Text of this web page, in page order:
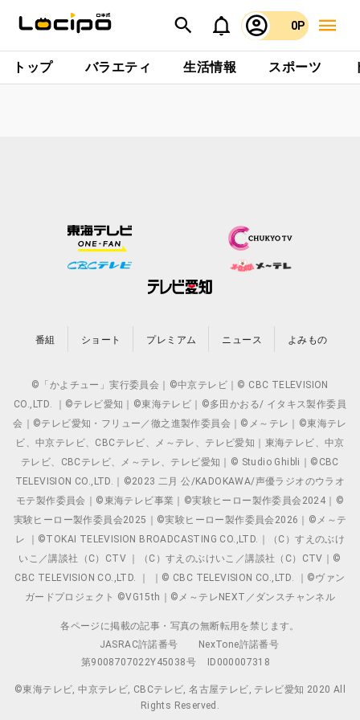
0P
トップ バラエティ 生活情報 スポーツ
番組 ショート プレミアム ニュース よみもの
©「かよチュー」実行委員会｜©中京テレビ｜© CBC TELEVISION
CO.,LTD. ｜©テレビ愛知｜©東海テレビ｜©多田かおる/ イタキス製作委員
会｜©テレビ愛知・フリュー／徹之進製作委員会｜©メ～テレ｜©東海テレ
ビ、中京テレビ、CBCテレビ、メ～テレ、テレビ愛知｜東海テレビ、中京
テレビ、CBCテレビ、メ～テレ、テレビ愛知｜© Studio Ghibli｜©CBC
TELEVISION CO.,LTD.｜©2023 二月 公/KADOKAWA/声優ラジオのウラオ
モテ製作委員会｜©東海テレビ事業｜©実験ヒーロー製作委員会2024｜©
実験ヒーロー製作委員会2025｜©実験ヒーロー製作委員会2026｜©メ～テ
レ ｜©TOKAI TELEVISION BROADCASTING CO.,LTD.｜（C）すえのぶけ
いこ／講談社（C）CTV ｜（C）すえのぶけいこ／講談社（C）CTV｜©
CBC TELEVISION CO.,LTD. ｜ ｜© CBC TELEVISION CO.,LTD. ｜©ヴァン
ガードプロジェクト ©VG15th｜©メ～テレNEXT／ダンスチャンネル
各ページに掲載の記事・写真の無断転用を禁じます。
JASRAC許諾番号
NexTone許諾番号
第9008707022Y45038号
ID000007318
©東海テレビ, 中京テレビ, CBCテレビ, 名古屋テレビ, テレビ愛知 2020 All
Rights Reserved.